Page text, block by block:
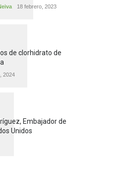
18 febrero, 2023
de clorhidrato de
2024
Embajador de
Unidos